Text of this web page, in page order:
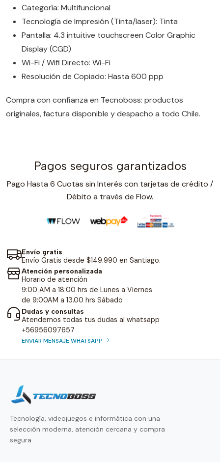
Categoría: Multifuncional
Tecnología de Impresión (Tinta/laser): Tinta
Pantalla: 4.3 intuitive touchscreen Color Graphic
Display (CGD)
Wi-Fi / Wifi Directo: Wi-Fi
Resolución de Copiado: Hasta 600 ppp
Compra con confianza en Tecnoboss: productos
originales, factura disponible y despacho a todo Chile.
Pagos seguros garantizados
Pago Hasta 6 Cuotas sin Interés con tarjetas de crédito /
Débito a través de Flow.
Envío gratis
Envío Gratis desde $149.990 en Santiago.
Atención personalizada
Horario de atención
9:00 AM a 18:00 hrs de Lunes a Viernes
de 9:00AM a 13.00 hrs Sábado
Dudas y consultas
Atendemos todas tus dudas al whatsapp
+56956097657
ENVIAR MENSAJE WHATSAPP
Tecnología, videojuegos e informática con una
selección moderna, atención cercana y compra
segura.